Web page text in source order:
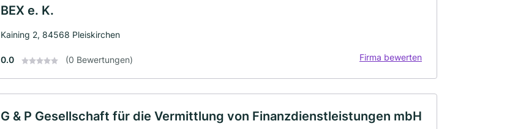
BEX e. K.
Kaining 2, 84568 Pleiskirchen
0.0 (0 Bewertungen) Firma bewerten
G & P Gesellschaft für die Vermittlung von Finanzdienstleistungen mbH